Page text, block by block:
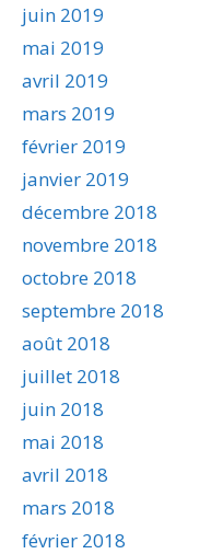
juin 2019
mai 2019
avril 2019
mars 2019
février 2019
janvier 2019
décembre 2018
novembre 2018
octobre 2018
septembre 2018
août 2018
juillet 2018
juin 2018
mai 2018
avril 2018
mars 2018
février 2018